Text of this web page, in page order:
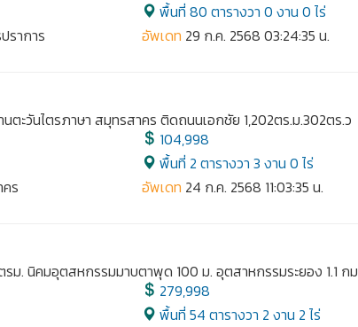
ราการ
พื้นที่ 80 ตารางวา 0 งาน 0 ไร่
อัพเดท 29 ก.ค. 2568 03:24:35 น.
นตะวันไตรภาษา สมุทรสาคร ติดถนนเอกชัย 1,202ตร.ม.302ตร.ว
ร
104,998
พื้นที่ 2 ตารางวา 3 งาน 0 ไร่
อัพเดท 24 ก.ค. 2568 11:03:35 น.
ม. นิคมอุตสหกรรมมาบตาพุด 100 ม. อุตสาหกรรมระยอง 1.1 กม
279,998
พื้นที่ 54 ตารางวา 2 งาน 2 ไร่